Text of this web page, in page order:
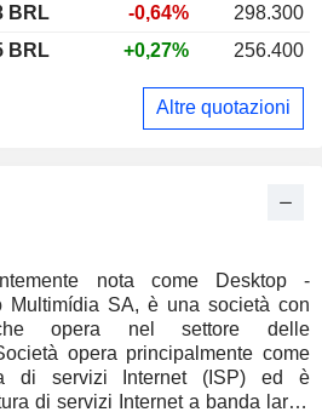
nota come Desktop -
Multimídia SA, è una società con
opera nel settore delle
opera principalmente come
di servizi Internet (ISP) ed è
di servizi Internet a banda larga
BRL -0,64%
298.300
BRL +0,27% 256.400
Altre quotazioni